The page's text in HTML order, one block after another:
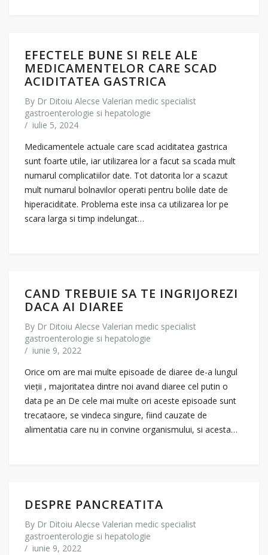
EFECTELE BUNE SI RELE ALE
MEDICAMENTELOR CARE SCAD
ACIDITATEA GASTRICA
By Dr Ditoiu Alecse Valerian medic specialist
gastroenterologie si hepatologie
/ iulie 5, 2024
Medicamentele actuale care scad aciditatea gastrica
sunt foarte utile, iar utilizarea lor a facut sa scada mult
numarul complicatiilor date. Tot datorita lor a scazut
mult numarul bolnavilor operati pentru bolile date de
hiperaciditate. Problema este insa ca utilizarea lor pe
scara larga si timp indelungat…
CAND TREBUIE SA TE INGRIJOREZI
DACA AI DIAREE
By Dr Ditoiu Alecse Valerian medic specialist
gastroenterologie si hepatologie
/ iunie 9, 2022
Orice om are mai multe episoade de diaree de-a lungul
vieții , majoritatea dintre noi avand diaree cel putin o
data pe an De cele mai multe ori aceste episoade sunt
trecataore, se vindeca singure, fiind cauzate de
alimentatia care nu in convine organismului, si acesta…
DESPRE PANCREATITA
By Dr Ditoiu Alecse Valerian medic specialist
gastroenterologie si hepatologie
/ iunie 9, 2022